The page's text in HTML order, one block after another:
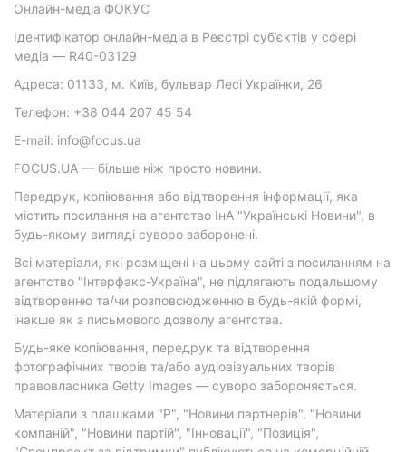
Онлайн-медіа ФОКУС
Ідентифікатор онлайн-медіа в Реєстрі суб’єктів у сфері
медіа — R40-03129
Адреса: 01133, м. Київ, бульвар Лесі Українки, 26
Телефон: +38 044 207 45 54
E-mail: info@focus.ua
FOCUS.UA — більше ніж просто новини.
Передрук, копіювання або відтворення інформації, яка
містить посилання на агентство ІнА "Українські Новини", в
будь-якому вигляді суворо заборонені.
Всі матеріали, які розміщені на цьому сайті з посиланням на
агентство "Інтерфакс-Україна", не підлягають подальшому
відтворенню та/чи розповсюдженню в будь-якій формі,
інакше як з письмового дозволу агентства.
Будь-яке копіювання, передрук та відтворення
фотографічних творів та/або аудіовізуальних творів
правовласника Getty Images — суворо забороняється.
Матеріали з плашками "Р", "Новини партнерів", "Новини
компаній", "Новини партій", "Інновації", "Позиція",